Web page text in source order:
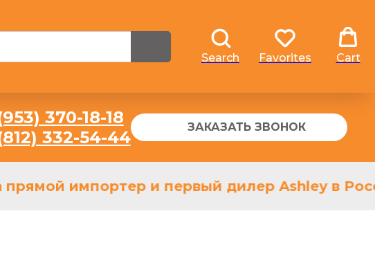
Search
Favorites Cart
370-18-18
332-54-44
ЗАКАЗАТЬ ЗВОНОК
импортер и первый дилер Ashley в